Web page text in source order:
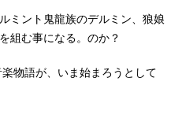
ミント鬼龍族のデルミン、狼娘
組む事になる。のか？
物語が、いま始まろうとして